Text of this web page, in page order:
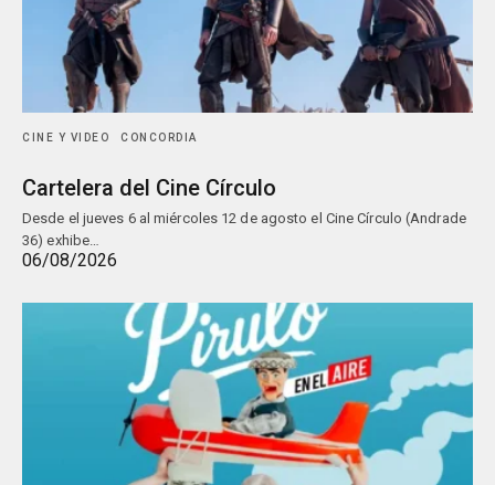
CINE Y VIDEO CONCORDIA
Cartelera del Cine Círculo
Desde el jueves 6 al miércoles 12 de agosto el Cine Círculo (Andrade
36) exhibe…
06/08/2026